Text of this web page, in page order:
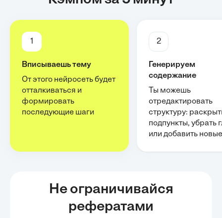
1
Вписываешь тему
От этого нейросеть будет
отталкиваться и
формировать
последующие шаги
2
Генерируем
содержание
Ты можешь
отредактировать
структуру:
подпункты, убрать
или добавить новые
Не ограничивайся
рефератами